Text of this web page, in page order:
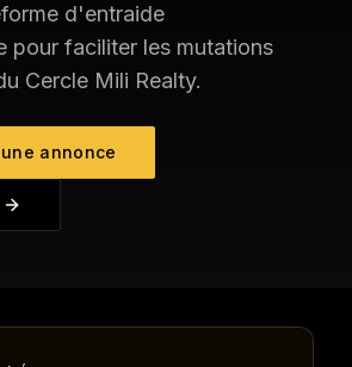
d'entraide
pour faciliter les mutations
Cercle Mili Realty.
annonce